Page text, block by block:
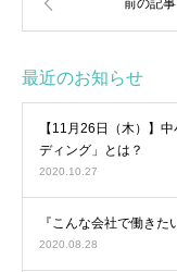
最近のお知らせ
【11月26日（木）】
ディング」とは？
2020.10.27
『こんな会社で働き
2020.08.28